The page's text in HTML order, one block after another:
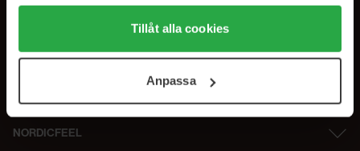
Genom att trycka på "Tillåt alla cookies" accepterar du
alla cookies, medan du under "Detaljer" kan anpassa
användningen av cookies. Du kan när som helst återkalla
samt vår Integritetspolicy.
Tillåt alla cookies
Anpassa
NORDICFEEL